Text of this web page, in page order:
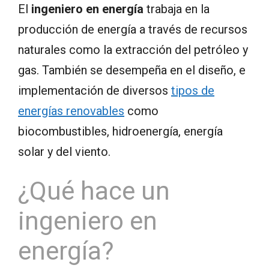
El ingeniero en energía trabaja en la
producción de energía a través de recursos
naturales como la extracción del petróleo y
gas. También se desempeña en el diseño, e
implementación de diversos tipos de
energías renovables como
biocombustibles, hidroenergía, energía
solar y del viento.
¿Qué hace un
ingeniero en
energía?